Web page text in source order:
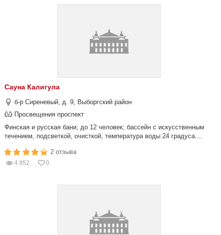
Сауна Калигула
б-р Сиреневый, д. 9, Выборгский район
Просвещения проспект
Финская и русская бани; до 12 человек; бассейн с искусственным
течением, подсветкой, очисткой, температура воды 24 градуса....
2 отзыва
4 952 0